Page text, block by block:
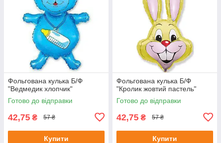
Фольгована кулька Б/Ф
"Ведмедик хлопчик"
Готово до відправки
42,75 ₴ 57 ₴
Купити
Фольгована кулька Б/Ф
"Кролик жовтий пастель"
Готово до відправки
42,75 ₴ 57 ₴
Купити